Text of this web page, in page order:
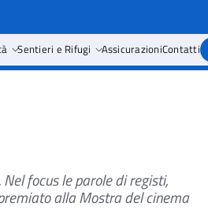
Sentieri e Rifugi AssicurazioniContatti
Nel focus le parole di registi,
alla Mostra del cinema